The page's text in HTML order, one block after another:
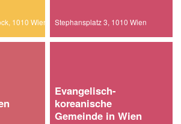
1010 Wien Stephansplatz 3, 1010 Wien
Evangelisch-
koreanische
Gemeinde in Wien